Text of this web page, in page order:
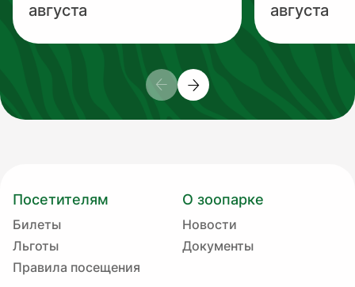
августа
августа
Посетителям
Билеты
Льготы
Правила посещения
О зоопарке
Новости
Документы